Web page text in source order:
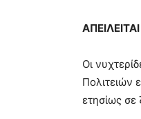
Οι
Πολιτειών
ετησίως σε